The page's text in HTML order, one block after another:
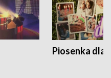
Piosenka dla